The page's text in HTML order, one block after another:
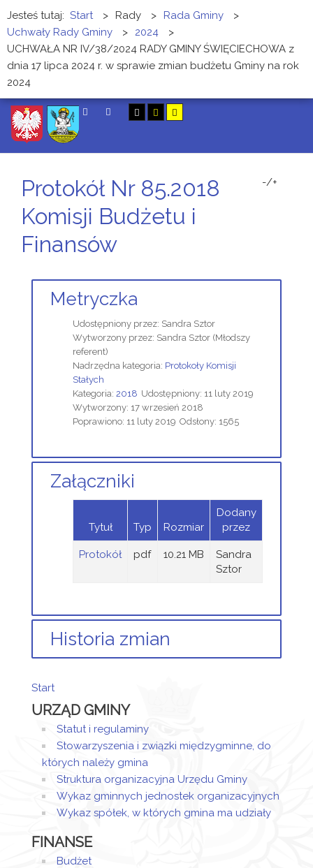
Jesteś tutaj: Start > Rady > Rada Gminy
>
Uchwały Rady Gminy
> 2024
>
UCHWAŁA NR IV/38/2024 RADY GMINY ŚWIĘCIECHOWA z
dnia 17 lipca 2024 r. w sprawie zmian budżetu Gminy na rok
2024
Protokół Nr 85.2018
Komisji Budżetu i
Finansów
-/+
Metryczka
Udostępniony przez: Sandra Sztor
Wytworzony przez: Sandra Sztor (Młodszy
referent)
Nadrzędna kategoria: Protokoły Komisji
Stałych
Kategoria: 2018 Udostępniony: 11 luty 2019
Wytworzony: 17 wrzesień 2018
Poprawiono: 11 luty 2019 Odsłony: 1565
Załączniki
Tytuł Typ Rozmiar
Dodany
przez
Protokół pdf 10.21 MB
Sandra
Sztor
Historia zmian
został
utworzony.
Dodane
załączniki
Protokół
11 luty 2019
08:19
Start
URZĄD GMINY
Statut i regulaminy
Stowarzyszenia i związki międzygminne, do
których należy gmina
Struktura organizacyjna Urzędu Gminy
Wykaz gminnych jednostek organizacyjnych
Wykaz spółek, w których gmina ma udziały
FINANSE
Budżet